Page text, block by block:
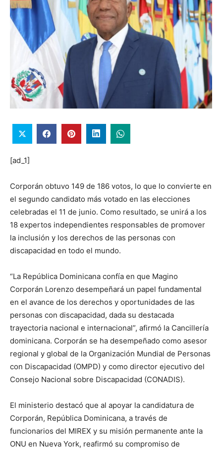
[ad_1]
Corporán obtuvo 149 de 186 votos, lo que lo convierte en
el segundo candidato más votado en las elecciones
celebradas el 11 de junio. Como resultado, se unirá a los
18 expertos independientes responsables de promover
la inclusión y los derechos de las personas con
discapacidad en todo el mundo.
“La República Dominicana confía en que Magino
Corporán Lorenzo desempeñará un papel fundamental
en el avance de los derechos y oportunidades de las
personas con discapacidad, dada su destacada
trayectoria nacional e internacional”, afirmó la Cancillería
dominicana. Corporán se ha desempeñado como asesor
regional y global de la Organización Mundial de Personas
con Discapacidad (OMPD) y como director ejecutivo del
Consejo Nacional sobre Discapacidad (CONADIS).
El ministerio destacó que al apoyar la candidatura de
Corporán, República Dominicana, a través de
funcionarios del MIREX y su misión permanente ante la
ONU en Nueva York, reafirmó su compromiso de